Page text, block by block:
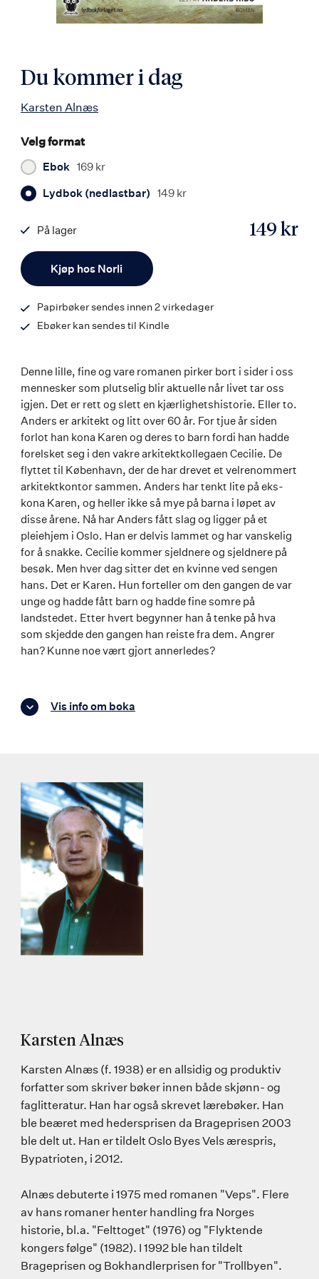
Du kommer i dag
Karsten Alnæs
Velg format
Ebok 169 kr
Lydbok (nedlastbar) 149 kr
Kjøp hos Norli
149 kr
På lager
9788242164742
Papirbøker sendes innen 2 virkedager
Ebøker kan sendes til Kindle
Denne lille, fine og vare romanen pirker bort i sider i oss
mennesker som plutselig blir aktuelle når livet tar oss
igjen. Det er rett og slett en kjærlighetshistorie. Eller to.
Anders er arkitekt og litt over 60 år. For tjue år siden
forlot han kona Karen og deres to barn fordi han hadde
forelsket seg i den vakre arkitektkollegaen Cecilie. De
flyttet til København, der de har drevet et velrenommert
arkitektkontor sammen. Anders har tenkt lite på eks-
kona Karen, og heller ikke så mye på barna i løpet av
disse årene. Nå har Anders fått slag og ligger på et
pleiehjem i Oslo. Han er delvis lammet og har vanskelig
for å snakke. Cecilie kommer sjeldnere og sjeldnere på
besøk. Men hver dag sitter det en kvinne ved sengen
hans. Det er Karen. Hun forteller om den gangen de var
unge og hadde fått barn og hadde fine somre på
landstedet. Etter hvert begynner han å tenke på hva
som skjedde den gangen han reiste fra dem. Angrer
han? Kunne noe vært gjort annerledes?
Vis info om boka
Karsten Alnæs
Karsten Alnæs (f. 1938) er en allsidig og produktiv
forfatter som skriver bøker innen både skjønn- og
faglitteratur. Han har også skrevet lærebøker. Han
ble beæret med hedersprisen da Brageprisen 2003
ble delt ut. Han er tildelt Oslo Byes Vels ærespris,
Bypatrioten, i 2012.
Alnæs debuterte i 1975 med romanen "Veps". Flere
av hans romaner henter handling fra Norges
historie, bl.a. "Felttoget" (1976) og "Flyktende
kongers følge" (1982). I 1992 ble han tildelt
Brageprisen og Bokhandlerprisen for "Trollbyen".